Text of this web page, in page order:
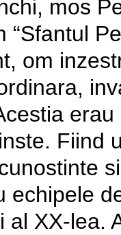
mos
“Sfantul
om
Fiind
echipele
al XX-lea.